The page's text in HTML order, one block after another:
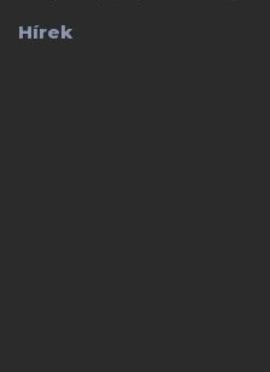
Hírek